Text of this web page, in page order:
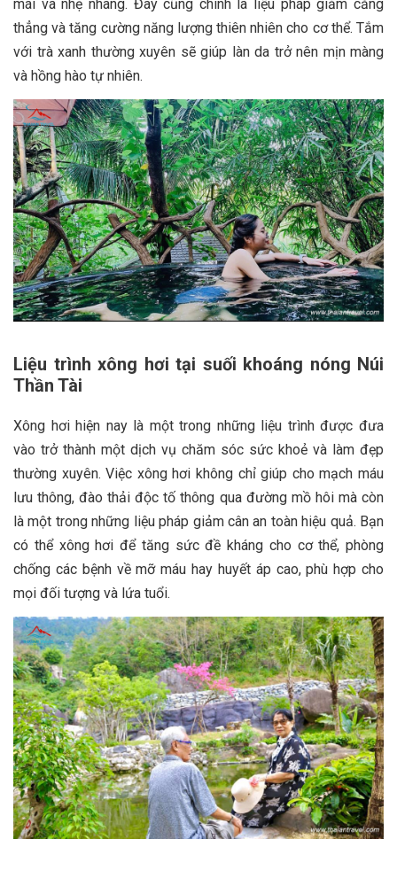
mái và nhẹ nhàng. Đây cũng chính là liệu pháp giảm căng
thẳng và tăng cường năng lượng thiên nhiên cho cơ thể. Tắm
với trà xanh thường xuyên sẽ giúp làn da trở nên mịn màng
và hồng hào tự nhiên.
Liệu trình xông hơi tại suối khoáng nóng Núi
Thần Tài
Xông hơi hiện nay là một trong những liệu trình được đưa
vào trở thành một dịch vụ chăm sóc sức khoẻ và làm đẹp
thường xuyên. Việc xông hơi không chỉ giúp cho mạch máu
lưu thông, đào thải độc tố thông qua đường mồ hôi mà còn
là một trong những liệu pháp giảm cân an toàn hiệu quả. Bạn
có thể xông hơi để tăng sức đề kháng cho cơ thể, phòng
chống các bệnh về mỡ máu hay huyết áp cao, phù hợp cho
mọi đối tượng và lứa tuổi.